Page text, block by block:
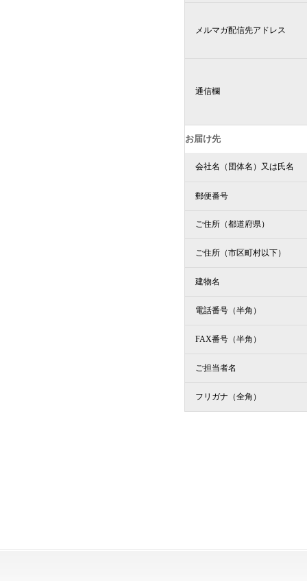
メルマガ配信先アドレス
通信欄
お届け先
会社名（団体名）又は氏名
郵便番号
ご住所（都道府県）
ご住所（市区町村以下）
建物名
電話番号（半角）
FAX番号（半角）
ご担当者名
フリガナ（全角）